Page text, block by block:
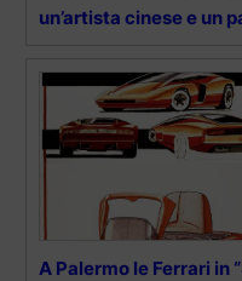
un’artista cinese e un
A Palermo le Ferrari in